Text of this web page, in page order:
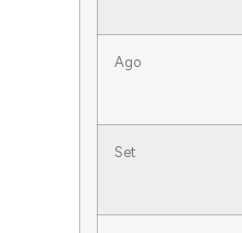
Ago
Set